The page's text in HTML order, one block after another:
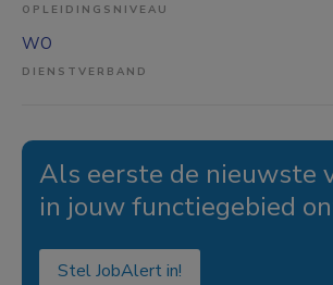
OPLEIDINGSNIVEAU
WO
DIENSTVERBAND
Als eerste de nieuwste
in jouw functiegebied
Stel JobAlert in!